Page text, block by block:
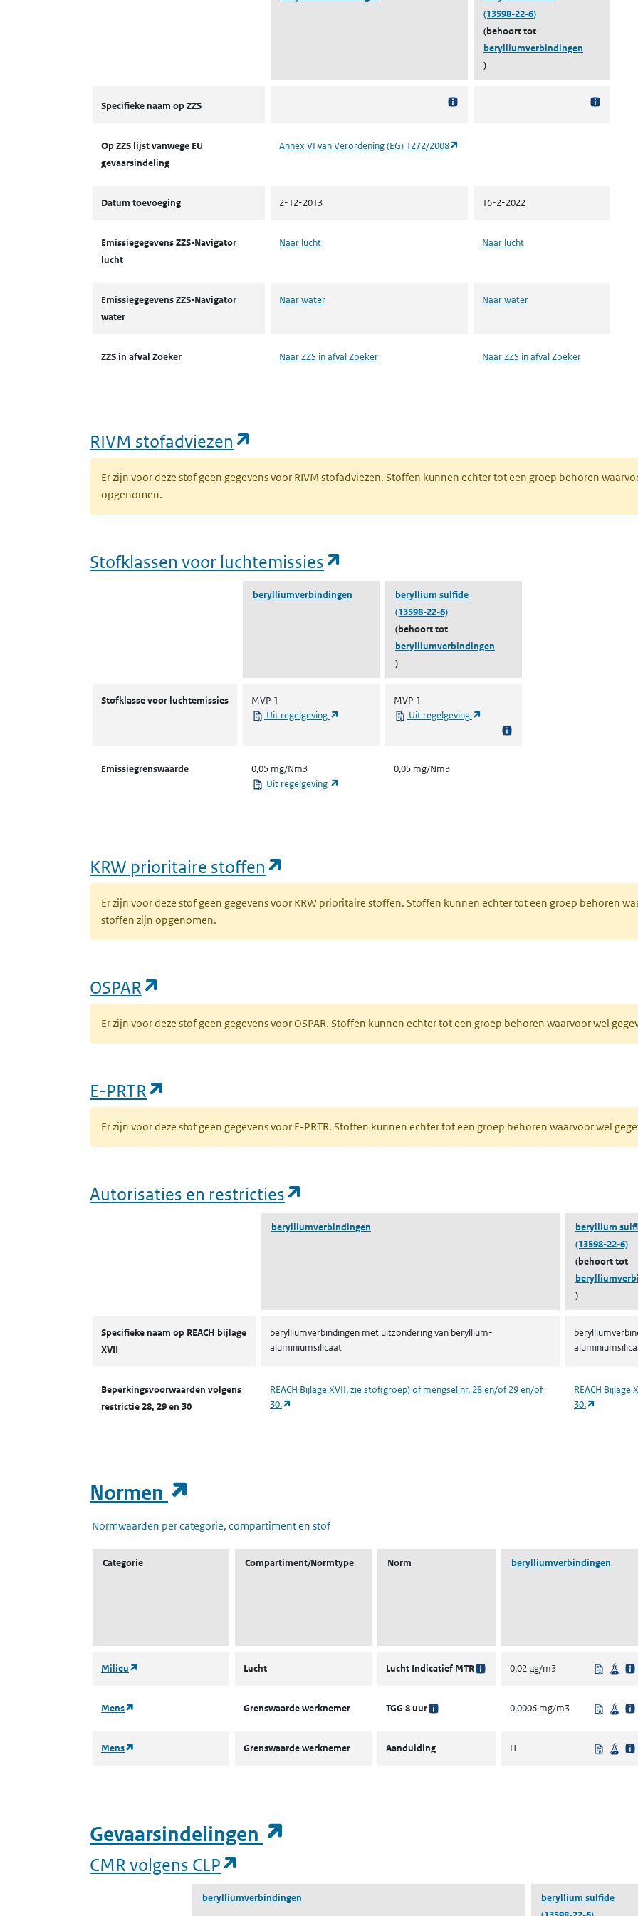
(13598-22-6)
(behoort tot
berylliumverbindingen
)
Specifieke naam op ZZS
Op ZZS lijst vanwege EU
gevaarsindeling
Annex VI van Verordening (EG) 1272/2008
Datum toevoeging 2-12-2013 16-2-2022
Emissiegegevens ZZS-Navigator
lucht
Naar lucht Naar lucht
Emissiegegevens ZZS-Navigator
water
Naar water Naar water
ZZS in afval Zoeker Naar ZZS in afval Zoeker Naar ZZS in afval Zoeker
RIVM stofadviezen
Er zijn voor deze stof geen gegevens voor RIVM stofadviezen. Stoffen kunnen echter tot een groep behoren
opgenomen.
Stofklassen voor luchtemissies
berylliumverbindingen
beryllium sulfide
(13598-22-6)
(behoort tot
berylliumverbindingen
)
Stofklasse voor luchtemissies
MVP 1
Uit regelgeving
(opent in een nieuw tabblad)
MVP 1
Uit regelgeving
Emissiegrenswaarde
0,05 mg/Nm3
Uit regelgeving
0,05 mg/Nm3
KRW prioritaire stoffen
Er zijn voor deze stof geen gegevens voor KRW prioritaire stoffen. Stoffen kunnen echter tot een groep behoren
stoffen zijn opgenomen.
OSPAR
Er zijn voor deze stof geen gegevens voor OSPAR. Stoffen kunnen echter tot een groep behoren waarvoor wel
E-PRTR
Er zijn voor deze stof geen gegevens voor E-PRTR. Stoffen kunnen echter tot een groep behoren waarvoor wel
Autorisaties en restricties
berylliumverbindingen
beryllium
(13598-22-6)
(behoort tot
)
Specifieke naam op REACH bijlage
XVII
berylliumverbindingen met uitzondering van beryllium-
aluminiumsilicaat
Beperkingsvoorwaarden volgens
restrictie 28, 29 en 30
REACH Bijlage XVII, zie stof(groep) of mengsel nr. 28 en/of 29 en/of
30.
REACH
30.
Normen
Normwaarden per categorie, compartiment en stof
Categorie Compartiment/Normtype Norm berylliumverbindingen
Milieu (opent in een nieuw tabblad)
Lucht Lucht Indicatief MTR 0,02 µg/m3 Uit
Mens (opent in een nieuw tabblad)Grenswaarde werknemer TGG 8 uur 0,0006 mg/m3 Uit
Mens (opent in een nieuw tabblad)Grenswaarde werknemer Aanduiding H Uit
Gevaarsindelingen
CMR volgens CLP
berylliumverbindingen
beryllium sulfide